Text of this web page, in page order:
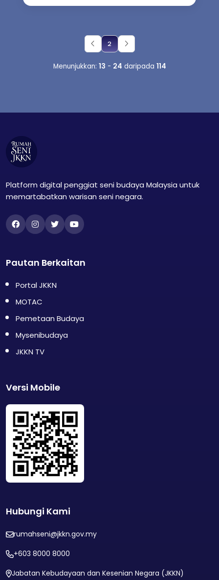
2
Menunjukkan: 13 - 24 daripada 114
Platform digital penggiat seni budaya Malaysia untuk
memartabatkan warisan seni negara.
Pautan Berkaitan
Portal JKKN
MOTAC
Pemetaan Budaya
Mysenibudaya
JKKN TV
Versi Mobile
Hubungi Kami
rumahseni@jkkn.gov.my
+603 8000 8000
Jabatan Kebudayaan dan Kesenian Negara (JKKN)